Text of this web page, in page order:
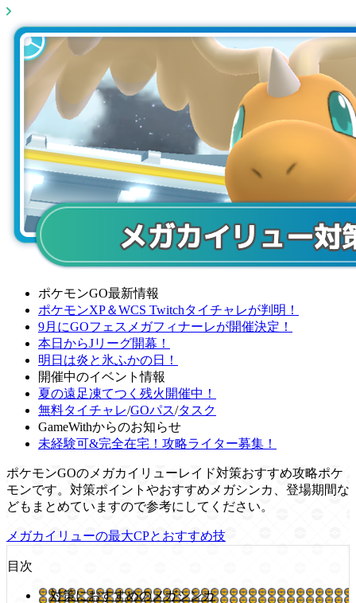
ポケモンGO最新情報
ポケモンXP＆WCS Twitchタイチャレが判明！
9月にGOフェスメガフィナーレが開催決定！
本日からJリーグ開幕！
明日は炎と氷ふかの日！
開催中のイベント情報
夏の遠足凍てつく残火開催中！
無料タイチャレ/GOパス/タスク
GameWithからのお知らせ
未経験可&完全在宅！攻略ライター募集！
ポケモンGOのメガカイリューレイド対策おすすめ攻略ポケ
モンです。対策ポイントやおすすめメガシンカ、登場期間な
どもまとめていますので参考にしてください。
メガカイリューの最大CPとおすすめ技
目次
対策におすすめのメガシンカ